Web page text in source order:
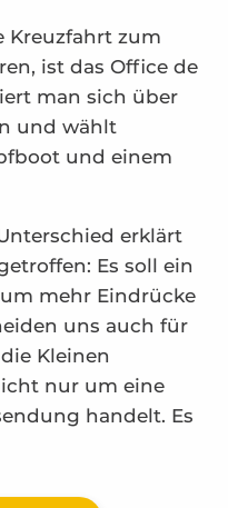
Kreuzfahrt zum
ist das Office de
man sich über
und wählt
und einem
erklärt
Es soll ein
mehr Eindrücke
uns auch für
Kleinen
nur um eine
handelt. Es